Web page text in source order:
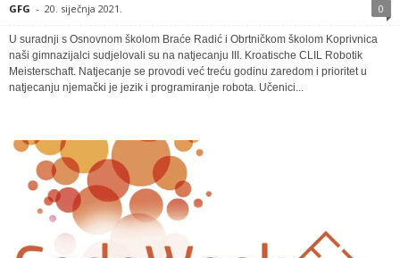
GFG - 20. siječnja 2021. 0
U suradnji s Osnovnom školom Braće Radić i Obrtničkom školom Koprivnica
naši gimnazijalci sudjelovali su na natjecanju III. Kroatische CLIL Robotik
Meisterschaft. Natjecanje se provodi već treću godinu zaredom i prioritet u
natjecanju njemački je jezik i programiranje robota. Učenici...